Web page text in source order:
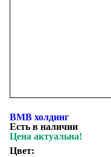
ВМВ холдинг
Есть в наличии
Цена актуальна!
Цвет: